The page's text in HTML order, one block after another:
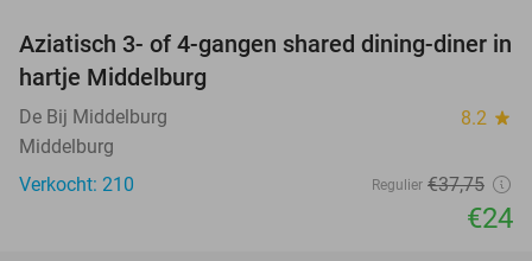
36%
Aziatisch 3- of 4-gangen shared dining-diner in
hartje Middelburg
De Bij Middelburg 8.2 star
Middelburg
Verkocht: 210
Regulier €37,75
€24